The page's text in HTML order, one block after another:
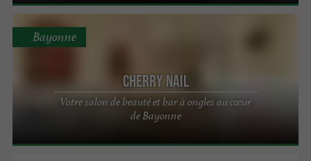
Cherry Nail
Votre salon de beauté et bar à ongles au cœur
de Bayonne
Bayonne